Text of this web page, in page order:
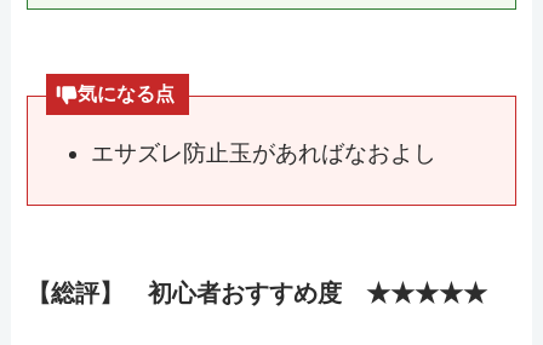
気になる点
エサズレ防止玉があればなおよし
【総評】 初心者おすすめ度 ★★★★★